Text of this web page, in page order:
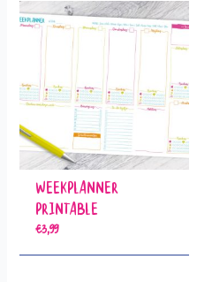
Weekplanner
Printable
€3,99